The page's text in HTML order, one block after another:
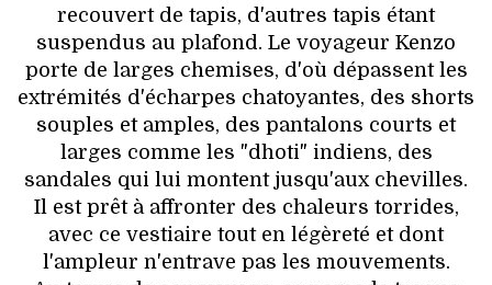
recouvert de tapis, d'autres tapis étant
suspendus au plafond. Le voyageur Kenzo
porte de larges chemises, d'où dépassent les
extrémités d'écharpes chatoyantes, des shorts
souples et amples, des pantalons courts et
larges comme les "dhoti" indiens, des
sandales qui lui montent jusqu'aux chevilles.
Il est prêt à affronter des chaleurs torrides,
avec ce vestiaire tout en légèreté et dont
l'ampleur n'entrave pas les mouvements.